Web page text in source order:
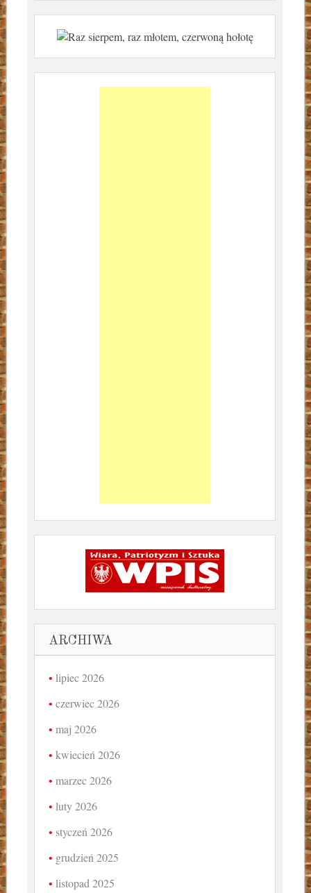
ARCHIWA
lipiec 2026
czerwiec 2026
maj 2026
kwiecień 2026
marzec 2026
luty 2026
styczeń 2026
grudzień 2025
listopad 2025